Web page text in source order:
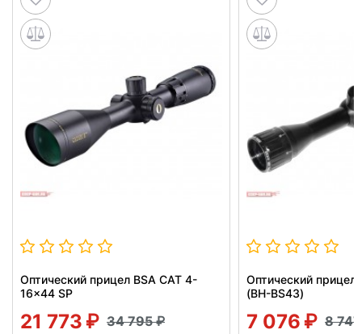
Оптический прицел BSA CAT 4-
16x44 SP
21 773 34 795
Оптический прицел
(BH-BS43)
7 076 8